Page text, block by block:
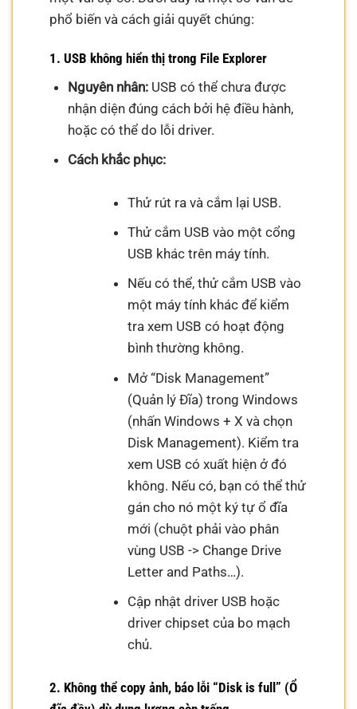
phổ biến và cách giải quyết chúng:
1. USB không hiển thị trong File Explorer
Nguyên nhân:USB có thể chưa được
nhận diện đúng cách bởi hệ điều hành,
hoặc có thể do lỗi driver.
Cách khắc phục:
Thử rút ra và cắm lại USB.
Thử cắm USB vào một cổng
USB khác trên máy tính.
Nếu có thể, thử cắm USB vào
một máy tính khác để kiểm
tra xem USB có hoạt động
bình thường không.
Mở “Disk Management”
(Quản lý Đĩa) trong Windows
(nhấn Windows + X và chọn
Disk Management). Kiểm tra
xem USB có xuất hiện ở đó
không. Nếu có, bạn có thể thử
gán cho nó một ký tự ổ đĩa
mới (chuột phải vào phân
vùng USB -> Change Drive
Letter and Paths…).
Cập nhật driver USB hoặc
driver chipset của bo mạch
chủ.
2. Không thể copy ảnh, báo lỗi “Disk is full” (Ổ